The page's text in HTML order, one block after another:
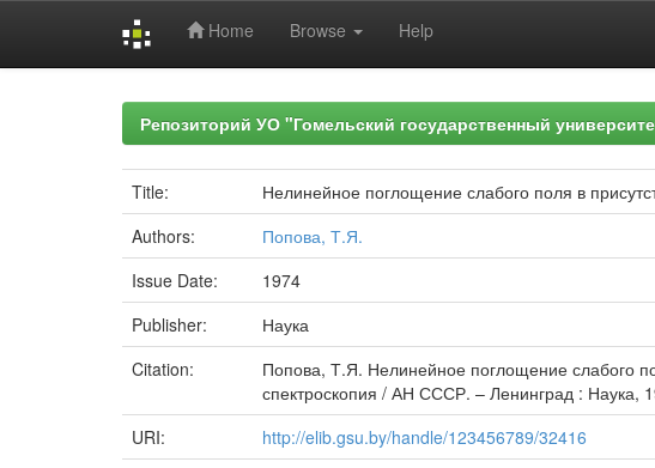
Home Browse Help
Репозиторий УО "Гомельский государственный
Title:
Нелинейное поглощение слабого поля в
Authors:
Попова, Т.Я.
Issue Date:
1974
Publisher:
Наука
Citation:
Попова, Т.Я. Нелинейное поглощение слабого
спектроскопия / АН СССР. – Ленинград : Наука,
URI:
http://elib.gsu.by/handle/123456789/32416